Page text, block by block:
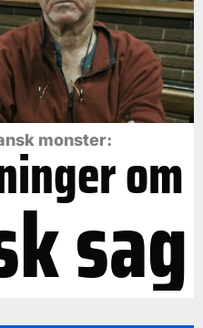
monster: om
sag